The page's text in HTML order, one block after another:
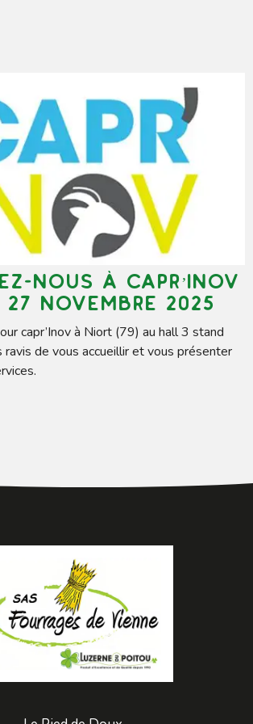
nous à capr’Inov
Novembre 2025
capr’Inov à Niort (79) au hall 3 stand
ravis de vous accueillir et vous présenter